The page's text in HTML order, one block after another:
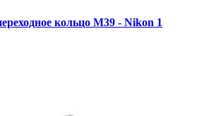
кольцо M39 - Nikon 1